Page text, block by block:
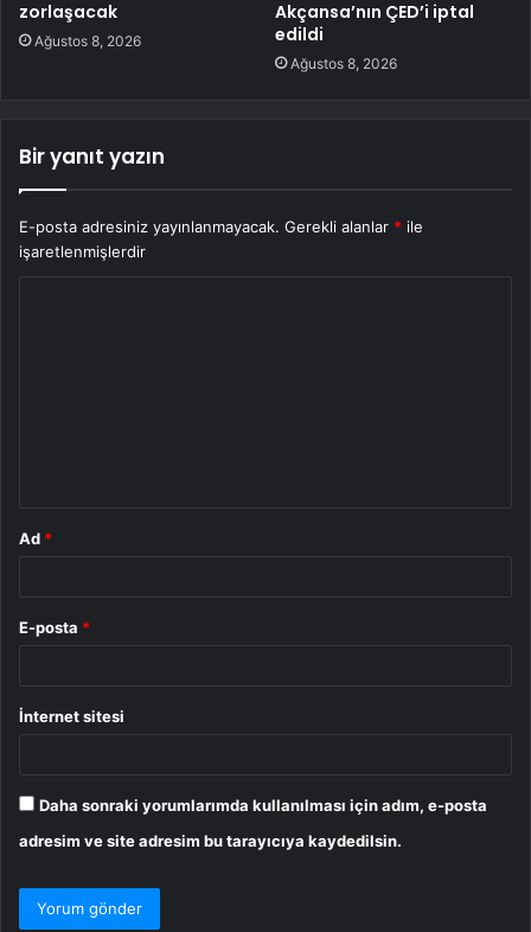
zorlaşacak
Ağustos 8, 2026
Akçansa’nın ÇED’i iptal
edildi
Ağustos 8, 2026
Bir yanıt yazın
E-posta adresiniz yayınlanmayacak. Gerekli alanlar * ile
işaretlenmişlerdir
Ad *
E-posta *
İnternet sitesi
Daha sonraki yorumlarımda kullanılması için adım, e-posta
adresim ve site adresim bu tarayıcıya kaydedilsin.